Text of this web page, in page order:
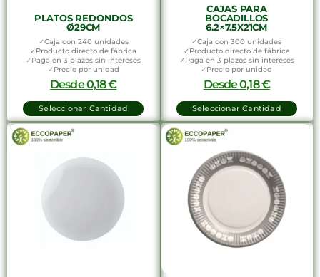
PLATOS REDONDOS
Ø29CM
✓Caja con 240 unidades
✓Producto directo de fábrica
✓Paga en 3 plazos sin intereses
✓Precio por unidad
Desde0,18€
Seleccionar Cantidad
CAJAS PARA
BOCADILLOS
6.2×7.5X21CM
✓Caja con 300 unidades
✓Producto directo de fábrica
✓Paga en 3 plazos sin intereses
✓Precio por unidad
Desde0,18€
Seleccionar Cantidad